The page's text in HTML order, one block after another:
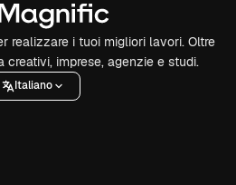
realizzare i tuoi migliori lavori. Oltre
creativi, imprese, agenzie e studi.
Italiano